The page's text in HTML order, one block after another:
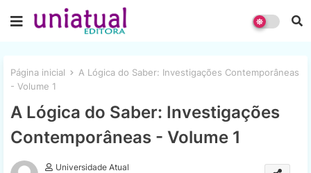
Página inicial
A Lógica do Saber: Investigações Contemporâneas
- Volume 1
A Lógica do Saber: Investigações
Contemporâneas - Volume 1
Universidade Atual